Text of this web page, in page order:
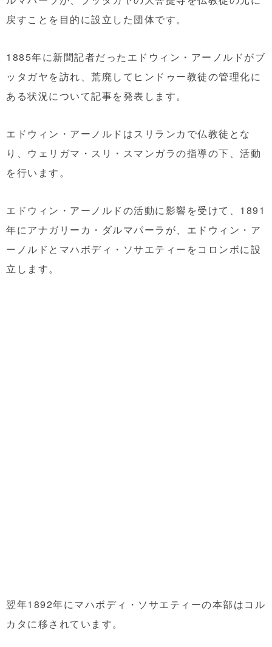
戻すことを目的に設立した団体です。
1885年に新聞記者だったエドウィン・アーノルドがブ
ッタガヤを訪れ、荒廃してヒンドゥー教徒の管理化に
ある状況について記事を発表します。
エドウィン・アーノルドはスリランカで仏教徒とな
り、ウェリガマ・スリ・スマンガラの指導の下、活動
を行います。
エドウィン・アーノルドの活動に影響を受けて、1891
年にアナガリーカ・ダルマパーラが、エドウィン・ア
ーノルドとマハボディ・ソサエティーをコロンボに設
立します。
翌年1892年にマハボディ・ソサエティーの本部はコル
カタに移されています。